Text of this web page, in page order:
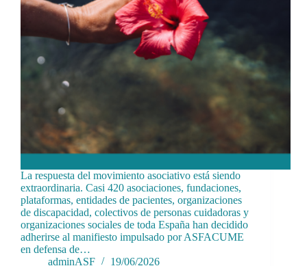
La respuesta del movimiento asociativo está siendo
extraordinaria. Casi 420 asociaciones, fundaciones,
plataformas, entidades de pacientes, organizaciones
de discapacidad, colectivos de personas cuidadoras y
organizaciones sociales de toda España han decidido
adherirse al manifiesto impulsado por ASFACUME
en defensa de…
adminASF
19/06/2026